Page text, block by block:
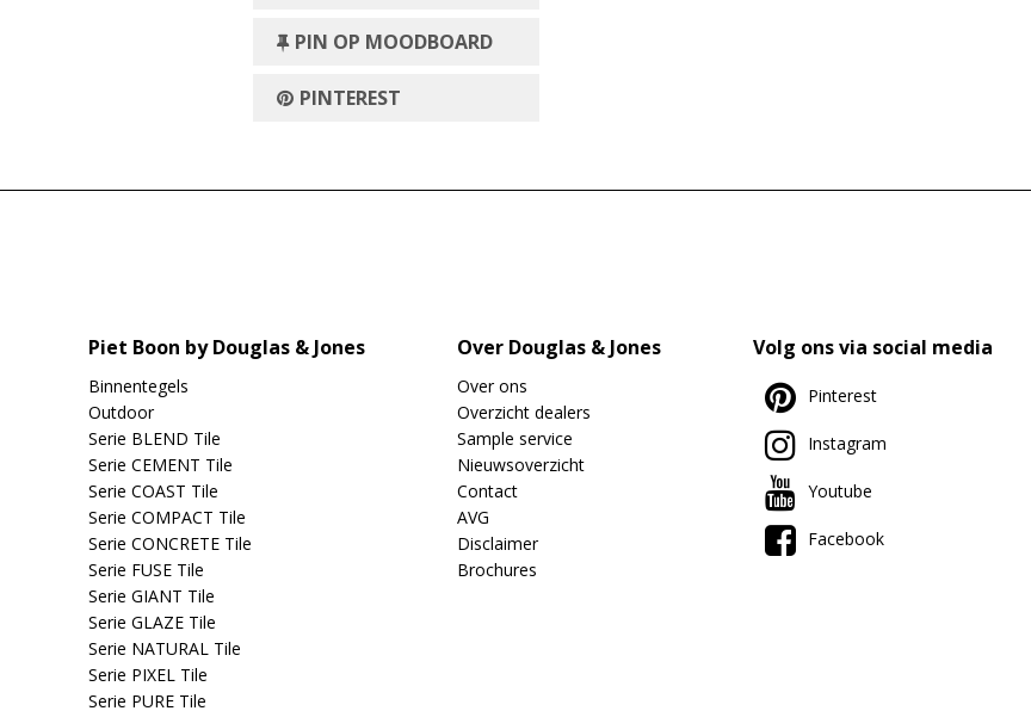
PIN OP MOODBOARD
PINTEREST
Piet Boon by Douglas & Jones
Binnentegels
Outdoor
Serie BLEND Tile
Serie CEMENT Tile
Serie COAST Tile
Serie COMPACT Tile
Serie CONCRETE Tile
Serie FUSE Tile
Serie GIANT Tile
Serie GLAZE Tile
Serie NATURAL Tile
Serie PIXEL Tile
Serie PURE Tile
Over Douglas & Jones
Over ons
Overzicht dealers
Sample service
Nieuwsoverzicht
Contact
AVG
Disclaimer
Brochures
Volg ons via social media
Pinterest
Instagram
Youtube
Facebook